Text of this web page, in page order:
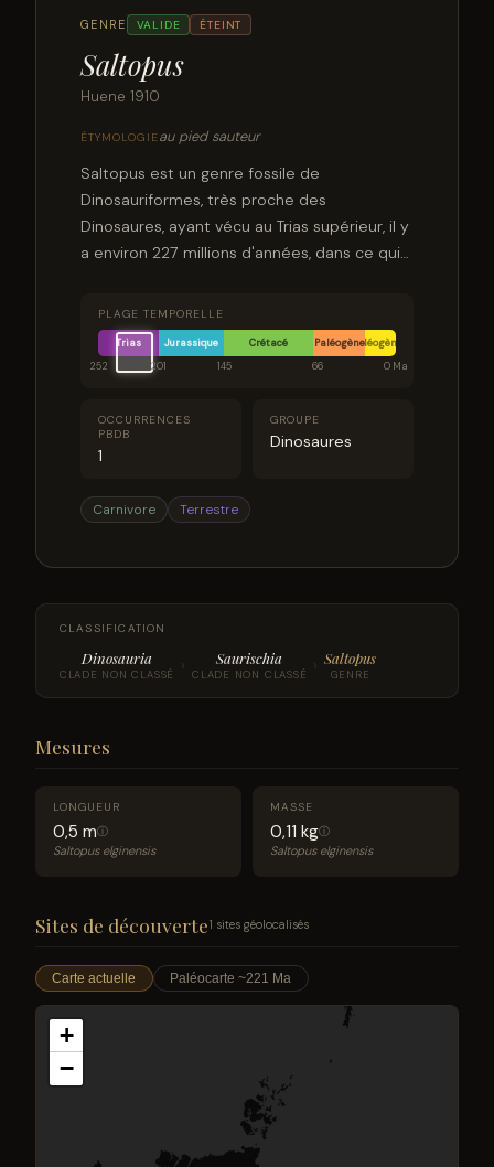
GENRE VALIDE ÉTEINT
Saltopus
Huene 1910
ÉTYMOLOGIEau pied sauteur
Saltopus est un genre fossile de
Dinosauriformes, très proche des
Dinosaures, ayant vécu au Trias supérieur, il y
a environ 227 millions d'années, dans ce qui
PLAGE TEMPORELLE
Trias Jurassique Crétacé PaléogèneNéogène
252
201 145 66 0 Ma
OCCURRENCES
PBDB
1
GROUPE
Dinosaures
Carnivore Terrestre
CLASSIFICATION
Dinosauria
CLADE NON CLASSÉ › Saurischia
CLADE NON CLASSÉ › Saltopus
GENRE
Mesures
LONGUEUR
0,5 mⓘ
Saltopus elginensis
MASSE
0,11 kgⓘ
Saltopus elginensis
Sites de découverte1 sites géolocalisés
Carte actuelle Paléocarte ~221 Ma
+
−